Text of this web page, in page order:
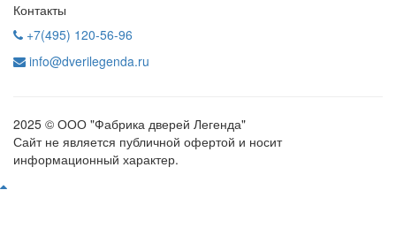
Контакты
+7(495) 120-56-96
info@dverilegenda.ru
2025 © ООО "Фабрика дверей Легенда"
Сайт не является публичной офертой и носит
информационный характер.